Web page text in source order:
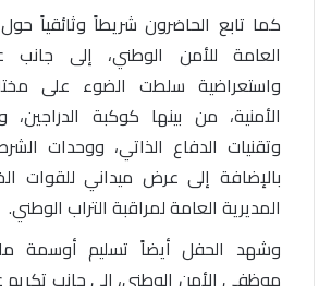
كما تابع الحاضرون شريطاً وثائقياً حول
العامة للأمن الوطني، إلى جانب
واستعراضية سلطت الضوء على
الأمنية، من بينها كوكبة الدراجين،
وتقنيات الدفاع الذاتي، ووحدات
بالإضافة إلى عرض ميداني للقوات
المديرية العامة لمراقبة التراب الوطني.
وشهد الحفل أيضاً تسليم أوسمة
موظفي الأمن الوطني، إلى جانب تكريم